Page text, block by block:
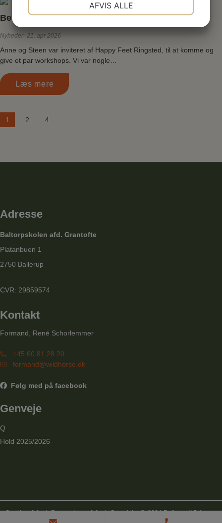
Besøg hos Happy Feet
Nyheder 21. apr 2026
Anne og Steen var inviteret af Happy Feet Ringsted, til at komme og
give et par workshops. Vi var nogle…
Læs mere
Navigation
1 2 4
Adresse
Baltorpskolen afd. Grantofte
Platanbuen 1
2750 Ballerup
CVR: 29859574
Kontakt
Formand, René Schorlemmer
+45 60 81 28 20
formand@wildhorse.dk
Følg med på facebook
Genveje
Q
Hold 2025/2026
Cookiepolitik|Persondatapolitik| Copyright @ 2024 Ballerup Wildhorse
MARKETING
AFVIS ALLE